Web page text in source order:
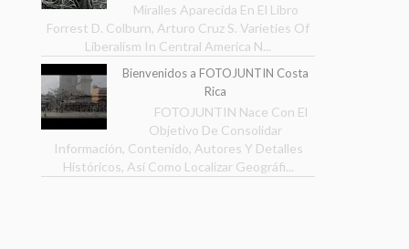
Miralles Aparecida En El Libro
Forrest D. Colburn, Arturo Cruz S. Varieties Of
Liberalism In Central America N...
Bienvenidos a FOTOJUNTIN Costa
Rica
FOTOJUNTIN Nace Con El
Objetivo De Consolidar
Información, Contenido, Autores Y Detalles
Históricos, Así Como Localizar Geográfi...